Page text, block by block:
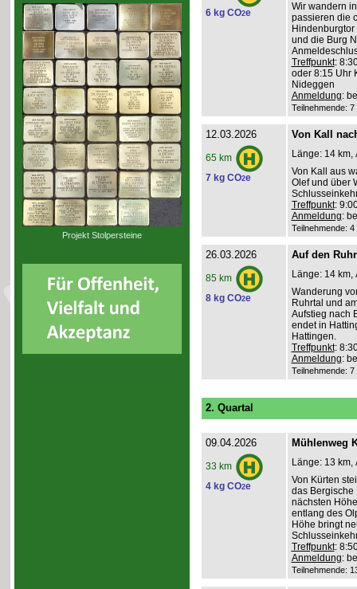
Projekt Stolpersteine
6 kg CO2e
Wir wandern
passieren die
und die Burg
Treffpunkt:
oder 8:15 Uhr
Nideggen
Anmeldung:
Teilnehmende:
12.03.2026
65 km
7 kg CO2e
Von Kall
Länge: 14 km,
Von Kall aus
Olef und über
Treffpunkt:
Anmeldung:
Teilnehmende:
26.03.2026
85 km
8 kg CO2e
Auf den
Länge: 14 km,
Wanderung
Ruhrtal und
Aufstieg nach
endet in
Hattingen.
Treffpunkt:
Anmeldung:
Teilnehmende:
2. Quartal
09.04.2026
33 km
4 kg CO2e
Mühlenweg
Länge: 13 km,
Von Kürten
das Bergische
nächsten
entlang des
Höhe bringt
Treffpunkt:
Anmeldung:
Teilnehmende: